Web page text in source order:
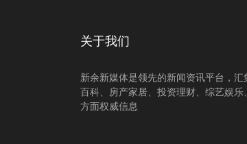
关于我们
新余新媒体是领先的新闻资讯平台，
百科、房产家居、投资理财、综艺娱乐
方面权威信息